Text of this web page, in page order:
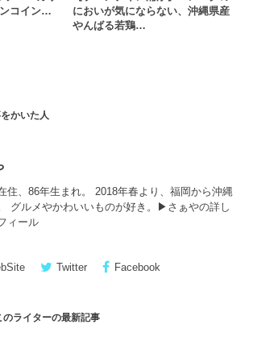
コイン…
においが気にならない、沖縄県産
やんばる若鶏…
かいた人
住、86年生まれ。 2018年春より、福岡から沖縄
グルメやかわいいものが好き。▶︎ さぁやの詳し
ィール
Twitter Facebook
のライターの最新記事